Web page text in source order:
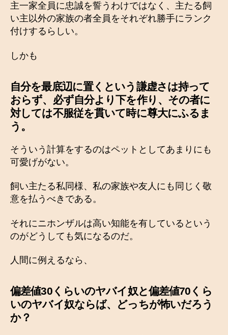
主一家全員に忠誠を誓うわけではなく、主たる飼
い主以外の家族の者全員をそれぞれ勝手にランク
付けするらしい。
しかも
自分を最底辺に置くという謙虚さは持って
おらず、必ず自分より下を作り、その者に
対しては不服従を貫いて時に尊大にふるま
う。
そういう計算をするのはペットとしてあまりにも
可愛げがない。
飼い主たる私同様、私の家族や友人にも同じく敬
意を払うべきである。
それにニホンザルは高い知能を有しているという
のがどうしても気になるのだ。
人間に例えるなら、
偏差値30くらいのヤバイ奴と偏差値70くら
いのヤバイ奴ならば、どっちが怖いだろう
か？